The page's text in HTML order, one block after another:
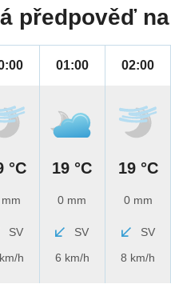
předpověď
°C
SV
h
01:00
19 °C
0 mm
SV
6 km/h
02:00
19 °C
0 mm
SV
8 km/h